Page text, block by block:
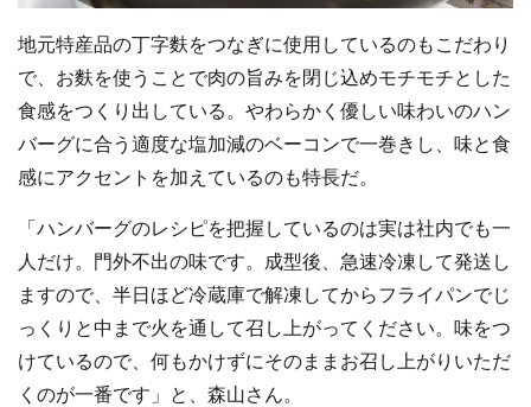
地元特産品の丁字麩をつなぎに使用しているのもこだわり
で、お麩を使うことで肉の旨みを閉じ込めモチモチとした
食感をつくり出している。やわらかく優しい味わいのハン
バーグに合う適度な塩加減のベーコンで一巻きし、味と食
感にアクセントを加えているのも特長だ。
「ハンバーグのレシピを把握しているのは実は社内でも一
人だけ。門外不出の味です。成型後、急速冷凍して発送し
ますので、半日ほど冷蔵庫で解凍してからフライパンでじ
っくりと中まで火を通して召し上がってください。味をつ
けているので、何もかけずにそのままお召し上がりいただ
くのが一番です」と、森山さん。